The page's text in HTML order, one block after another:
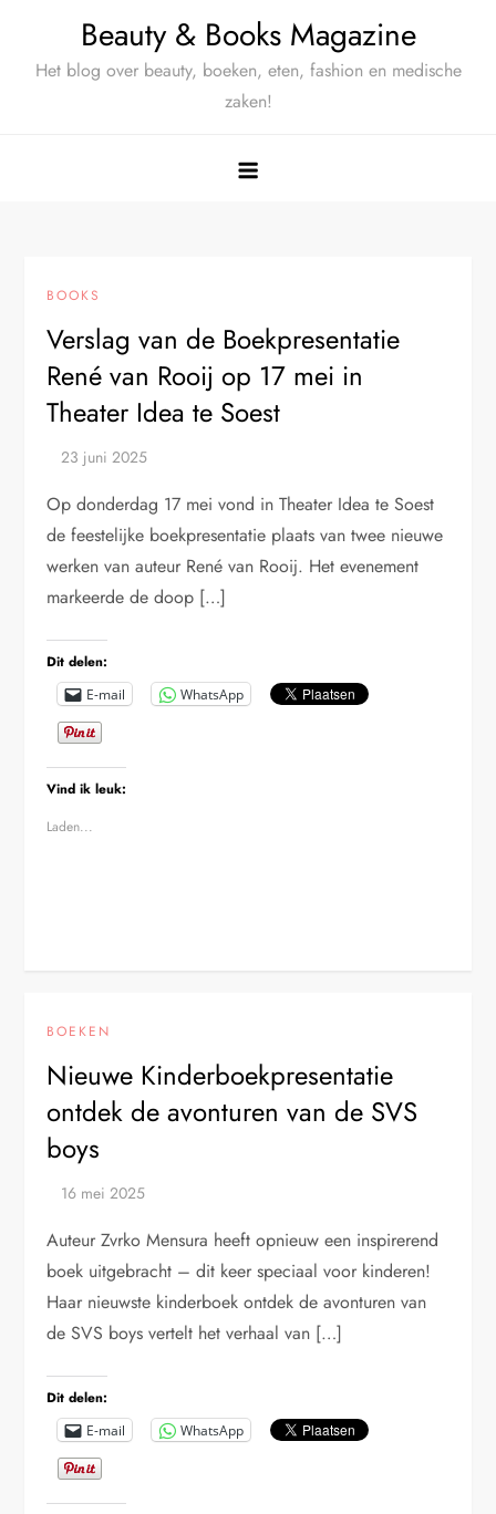
Beauty & Books Magazine
Het blog over beauty, boeken, eten, fashion en medische
zaken!
BOOKS
Verslag van de Boekpresentatie
René van Rooij op 17 mei in
Theater Idea te Soest
Op donderdag 17 mei vond in Theater Idea te Soest
de feestelijke boekpresentatie plaats van twee nieuwe
werken van auteur René van Rooij. Het evenement
markeerde de doop […]
Dit delen:
E-mail WhatsApp
Vind ik leuk:
Laden...
BOEKEN
Nieuwe Kinderboekpresentatie
ontdek de avonturen van de SVS
boys
Auteur Zvrko Mensura heeft opnieuw een inspirerend
boek uitgebracht – dit keer speciaal voor kinderen!
Haar nieuwste kinderboek ontdek de avonturen van
de SVS boys vertelt het verhaal van […]
Dit delen:
E-mail WhatsApp